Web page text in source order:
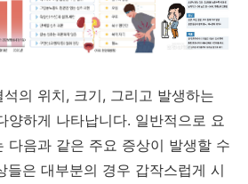
의 위치, 크기, 그리고 발생하는
양하게 나타납니다. 일반적으로 요
다음과 같은 주요 증상이 발생할 수
들은 대부분의 경우 갑작스럽게 시